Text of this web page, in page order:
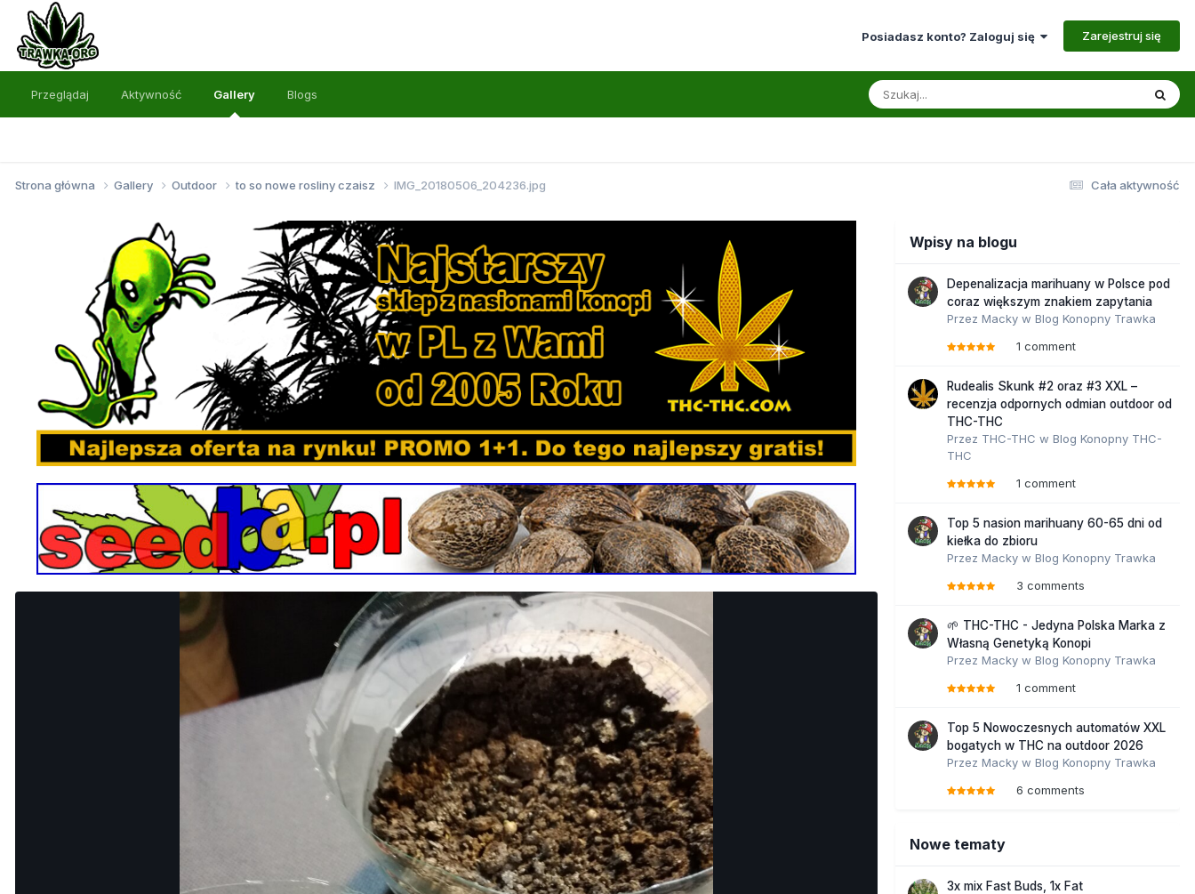
Posiadasz konto? Zaloguj się Zarejestruj się
Przeglądaj Aktywność Gallery Blogs
Cała aktywność
Strona główna Gallery Outdoor to so nowe rosliny czaisz IMG_20180506_204236.jpg
Wpisy na blogu
Depenalizacja marihuany w Polsce pod
coraz większym znakiem zapytania
Przez Macky w Blog Konopny Trawka
1 comment
Rudealis Skunk #2 oraz #3 XXL –
recenzja odpornych odmian outdoor od
THC-THC
Przez THC-THC w Blog Konopny THC-
THC
1 comment
Top 5 nasion marihuany 60-65 dni od
kiełka do zbioru
Przez Macky w Blog Konopny Trawka
3 comments
🌱 THC-THC - Jedyna Polska Marka z
Własną Genetyką Konopi
Przez Macky w Blog Konopny Trawka
1 comment
Top 5 Nowoczesnych automatów XXL
bogatych w THC na outdoor 2026
Przez Macky w Blog Konopny Trawka
6 comments
Nowe tematy
3x mix Fast Buds, 1x Fat